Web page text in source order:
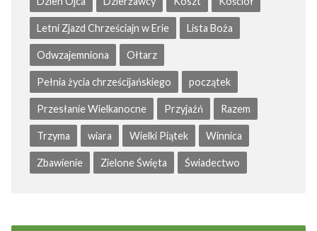
Letni Zjazd Chrześciajn w Erie Lista Boża
Odwzajemniona Ołtarz
Pełnia życia chrześcijańskiego początek
Przesłanie Wielkanocne Przyjaźń Razem
Trzyma wiara Wielki Piątek Winnica
Zbawienie Zielone Święta Świadectwo